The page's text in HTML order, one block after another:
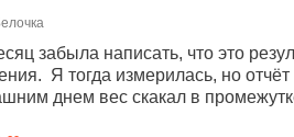
забыла написать, что это
Я тогда измерилась, но
днем вес скакал в